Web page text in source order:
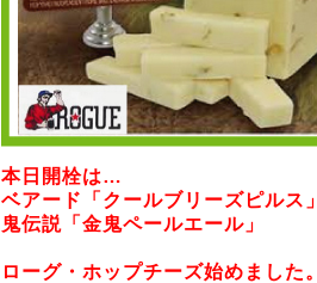
本日開栓は…
ベアード「クールブリーズピルス」
鬼伝説「金鬼ペールエール」
ローグ・ホップチーズ始めました。